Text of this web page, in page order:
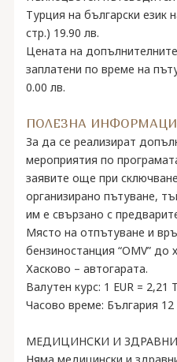
Турция на български език
стр.) 19.90 лв.
Цената на допълнителните
заплатени по време на
0.00 лв.
ПОЛЕЗНА
За да се реализират
мероприятия по
заявите още при
организирано пътуване,
им е свързано с
Място на отпътуване и
бензиностанция “OMV” до
Хасково – автогарата.
Валутeн курс: 1 EUR = 2,21
Часово време: България 12
МЕДИЦИНСКИ И